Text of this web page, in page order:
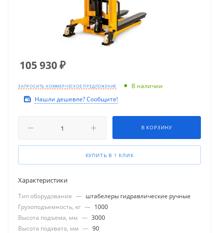
105 930₽
ЗАПРОСИТЬ КОММЕРЧЕСКОЕ ПРЕДЛОЖЕНИЕ
В наличии
Нашли дешевле? Сообщите!
В КОРЗИНУ
КУПИТЬ В 1 КЛИК
Характеристики
Тип оборудования — штабелеры гидравлические ручные
Грузоподъемность, кг — 1000
Высота подъема, мм — 3000
Высота подхвата, мм — 90